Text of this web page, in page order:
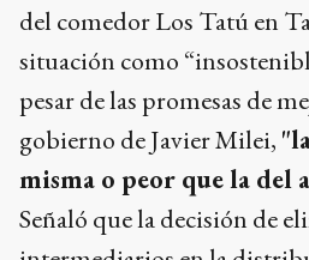
del comedor Los Tatú en
situación como
pesar de las promesas de
gobierno de Javier Milei,
misma o peor que la del
Señaló que la decisión de